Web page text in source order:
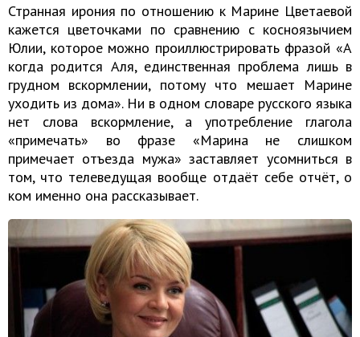
Странная ирония по отношению к Марине Цветаевой
кажется цветочками по сравнению с косноязычием
Юлии, которое можно проиллюстрировать фразой «А
когда родится Аля, единственная проблема лишь в
грудном вскормлении, потому что мешает Марине
уходить из дома». Ни в одном словаре русского языка
нет слова вскормление, а употребление глагола
«примечать» во фразе «Марина не слишком
примечает отъезда мужа» заставляет усомниться в
том, что телеведущая вообще отдаёт себе отчёт, о
ком именно она рассказывает.